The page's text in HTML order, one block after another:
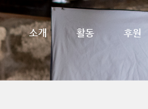
소개 활동 후원